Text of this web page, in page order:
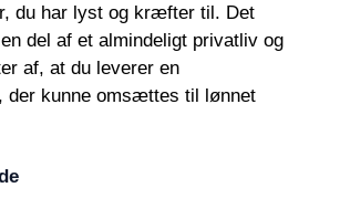
du har lyst og kræfter til. Det
del af et almindeligt privatliv og
af, at du leverer en
der kunne omsættes til lønnet